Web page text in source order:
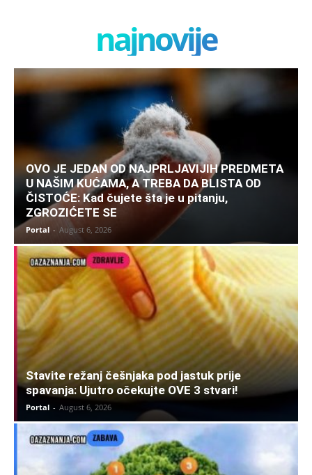
najnovije
OVO JE JEDAN OD NAJPRLJAVIJIH PREDMETA
U NAŠIM KUĆAMA, A TREBA DA BLISTA OD
ČISTOĆE: Kad čujete šta je u pitanju,
ZGROZIĆETE SE
Portal - August 6, 2026
Stavite režanj češnjaka pod jastuk prije
spavanja: Ujutro očekujte OVE 3 stvari!
Portal - August 6, 2026